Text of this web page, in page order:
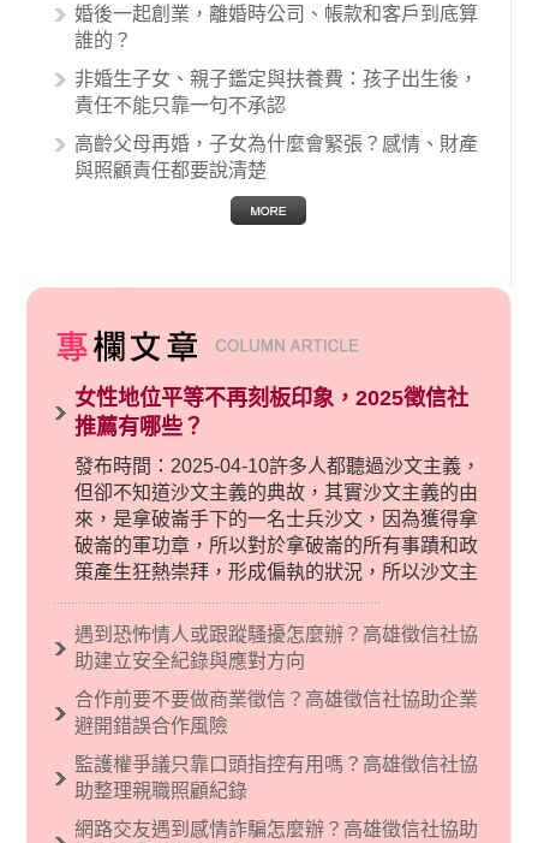
婚後一起創業，離婚時公司、帳款和客戶到底算
誰的？
非婚生子女、親子鑑定與扶養費：孩子出生後，
責任不能只靠一句不承認
高齡父母再婚，子女為什麼會緊張？感情、財產
與照顧責任都要說清楚
女性地位平等不再刻板印象，2025徵信社
推薦有哪些？
發布時間：2025-04-10許多人都聽過沙文主義，
但卻不知道沙文主義的典故，其實沙文主義的由
來，是拿破崙手下的一名士兵沙文，因為獲得拿
破崙的軍功章，所以對於拿破崙的所有事蹟和政
策產生狂熱崇拜，形成偏執的狀況，所以沙文主
義後來就被拿來暗指偏見和歧視，而且有沙文主
義傾向的人，通常對於自己的國家和民族有超強
烈的卓越感，因而瞧不起其他國家的人，所以沙
現了男性沙文…
遇到恐怖情人或跟蹤騷擾怎麼辦？高雄徵信社協
助建立安全紀錄與應對方向
合作前要不要做商業徵信？高雄徵信社協助企業
避開錯誤合作風險
監護權爭議只靠口頭指控有用嗎？高雄徵信社協
助整理親職照顧紀錄
網路交友遇到感情詐騙怎麼辦？高雄徵信社協助